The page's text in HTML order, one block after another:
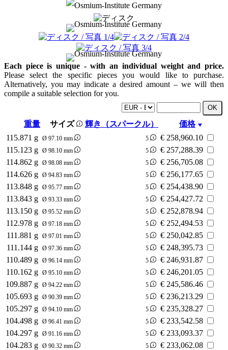
Each piece is unique - with an individual weight and price.
Please select the specific pieces you would like to purchase.
Alternatively, you may indicate a desired amount – we will then
compile a suitable selection for you.
重量 サイズ 輝き（スパークル）
価格
115.871 g Ø 97.10 mm 5 € 258,960.10
115.123 g Ø 98.10 mm 5 € 257,288.39
114.862 g Ø 98.08 mm 5 € 256,705.08
114.626 g Ø 94.83 mm 5 € 256,177.65
113.848 g Ø 95.77 mm 5 € 254,438.90
113.843 g Ø 93.33 mm 5 € 254,427.72
113.150 g Ø 95.52 mm 5 € 252,878.94
112.978 g Ø 97.18 mm 5 € 252,494.53
111.881 g Ø 97.01 mm 5 € 250,042.85
111.144 g Ø 97.36 mm 5 € 248,395.73
110.489 g Ø 96.14 mm 5 € 246,931.87
110.162 g Ø 95.10 mm 5 € 246,201.05
109.887 g Ø 94.22 mm 5 € 245,586.46
105.693 g Ø 90.39 mm 5 € 236,213.29
105.297 g Ø 94.10 mm 5 € 235,328.27
104.498 g Ø 96.41 mm 5 € 233,542.58
104.297 g Ø 91.16 mm 5 € 233,093.37
104.283 g Ø 90.32 mm 5 € 233,062.08